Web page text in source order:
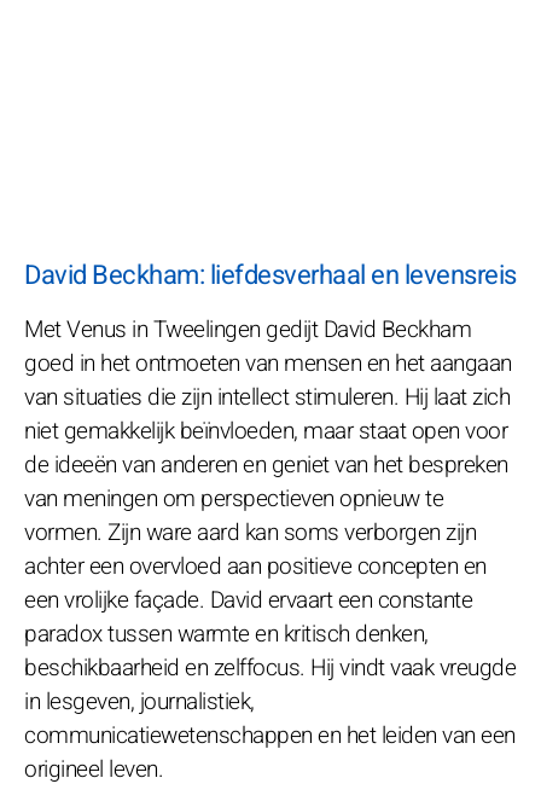
David Beckham: liefdesverhaal en levensreis
Met Venus in Tweelingen gedijt David Beckham
goed in het ontmoeten van mensen en het aangaan
van situaties die zijn intellect stimuleren. Hij laat zich
niet gemakkelijk beïnvloeden, maar staat open voor
de ideeën van anderen en geniet van het bespreken
van meningen om perspectieven opnieuw te
vormen. Zijn ware aard kan soms verborgen zijn
achter een overvloed aan positieve concepten en
een vrolijke façade. David ervaart een constante
paradox tussen warmte en kritisch denken,
beschikbaarheid en zelffocus. Hij vindt vaak vreugde
in lesgeven, journalistiek,
communicatiewetenschappen en het leiden van een
origineel leven.